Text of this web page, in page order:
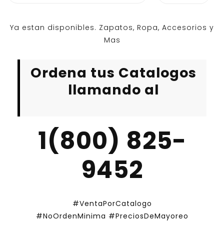
Ya estan disponibles. Zapatos, Ropa, Accesorios y
Mas
Ordena tus Catalogos
llamando al
1(800) 825-
9452
#VentaPorCatalogo
#NoOrdenMinima #PreciosDeMayoreo